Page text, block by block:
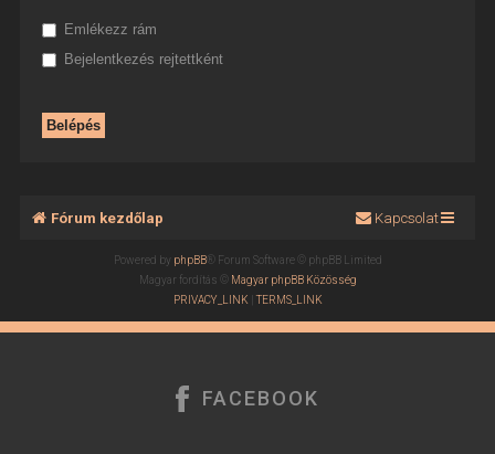
Emlékezz rám
Bejelentkezés rejtettként
Fórum kezdőlap Kapcsolat
Powered by phpBB® Forum Software © phpBB Limited
Magyar fordítás © Magyar phpBB Közösség
PRIVACY_LINK |TERMS_LINK
FACEBOOK